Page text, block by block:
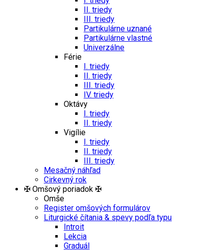
II. triedy
III. triedy
Partikulárne uznané
Partikulárne vlastné
Univerzálne
Férie
I. triedy
II. triedy
III. triedy
IV. triedy
Oktávy
I. triedy
II. triedy
Vigílie
I. triedy
II. triedy
III. triedy
Mesačný náhľad
Cirkevný rok
✠ Omšový poriadok ✠
Omše
Register omšových formulárov
Liturgické čítania & spevy podľa typu
Introit
Lekcia
Graduál